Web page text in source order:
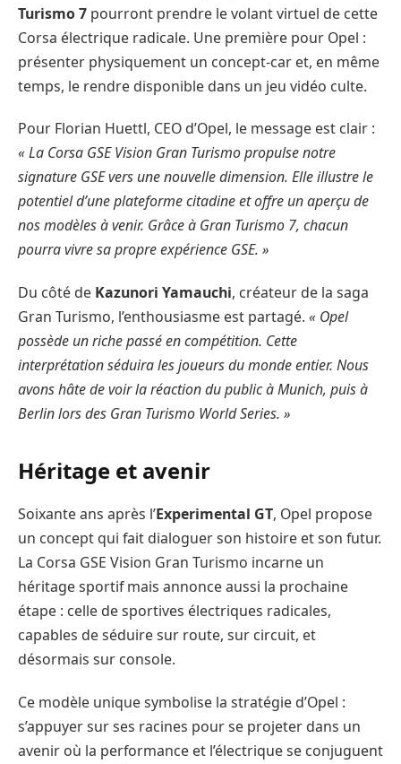
Turismo 7 pourront prendre le volant virtuel de cette
Corsa électrique radicale. Une première pour Opel :
présenter physiquement un concept-car et, en même
temps, le rendre disponible dans un jeu vidéo culte.
Pour Florian Huettl, CEO d’Opel, le message est clair :
« La Corsa GSE Vision Gran Turismo propulse notre
signature GSE vers une nouvelle dimension. Elle illustre le
potentiel d’une plateforme citadine et offre un aperçu de
nos modèles à venir. Grâce à Gran Turismo 7, chacun
pourra vivre sa propre expérience GSE. »
Du côté de Kazunori Yamauchi, créateur de la saga
Gran Turismo, l’enthousiasme est partagé. « Opel
possède un riche passé en compétition. Cette
interprétation séduira les joueurs du monde entier. Nous
avons hâte de voir la réaction du public à Munich, puis à
Berlin lors des Gran Turismo World Series. »
Héritage et avenir
Soixante ans après l’Experimental GT, Opel propose
un concept qui fait dialoguer son histoire et son futur.
La Corsa GSE Vision Gran Turismo incarne un
héritage sportif mais annonce aussi la prochaine
étape : celle de sportives électriques radicales,
capables de séduire sur route, sur circuit, et
désormais sur console.
Ce modèle unique symbolise la stratégie d’Opel :
s’appuyer sur ses racines pour se projeter dans un
avenir où la performance et l’électrique se conjuguent